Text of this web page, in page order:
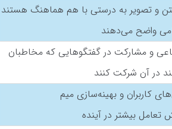
متن و تصویر به درستی با هم هماهنگ هستند
واضح می‌دهند
و مشارکت در گفتگوهایی که مخاطبان
در آن شرکت کنند
کاربران و بهینه‌سازی میم
تعامل بیشتر در آینده